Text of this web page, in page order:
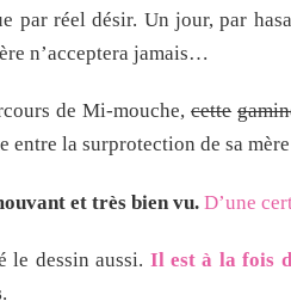
par réel désir. Un jour, par
n’acceptera jamais…
de Mi-mouche,cette
entre la surprotection de sa
et très bien vu. D’une
le dessin aussi. Il est à la fois
.